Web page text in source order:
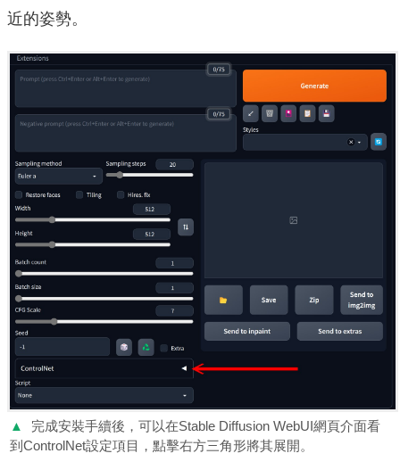
近的姿勢。
▲
完成安裝手續後，可以在Stable Diffusion WebUI網頁介面看
到ControlNet設定項目，點擊右方三角形將其展開。